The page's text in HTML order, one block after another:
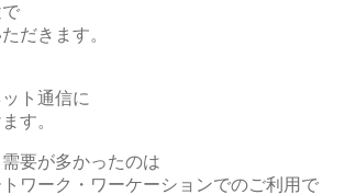
だきます。
ト通信に
す。
要が多かったのは
ワーク・ワーケーションでのご利用で